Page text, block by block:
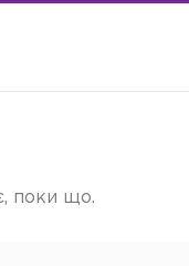
поки що.